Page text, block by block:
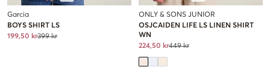
Garcia
BOYS SHIRT LS
199,50 kr399 kr
ONLY & SONS JUNIOR
OSJCAIDEN LIFE LS LINEN SHIRT
WN
224,50 kr449 kr